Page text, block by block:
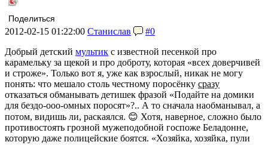
Поделиться
2012-02-15 01:22:00 Станислав
#0
Добрый детский мультик с известной песенкой про
карамельку за щекой и про доброту, которая «всех доверчивей
и строже». Только вот я, уже как взрослый, никак не могу
понять: что мешало столь честному поросёнку сразу
отказаться обманывать детишек фразой «Подайте на домики
для бездо-ооо-омных поросят»?.. А то сначала наобманывал, а
потом, видишь ли, раскаялся. 😊 Хотя, наверное, сложно было
противостоять грозной мужеподобной госпоже Беладонне,
которую даже полицейские боятся. «Хозяйка, хозяйка, пули